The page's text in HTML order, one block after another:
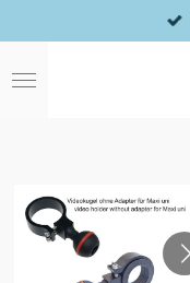
direct
naar
de